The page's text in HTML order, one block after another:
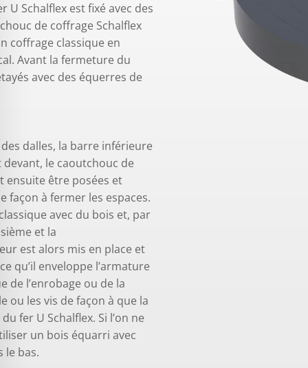
Schalflex est fixé avec des
de coffrage Schalflex
coffrage classique en
Avant la fermeture du
avec des équerres de
dalles, la barre inférieure
le caoutchouc de
ensuite être posées et
façon à fermer les espaces.
avec du bois et, par
et la
est alors mis en place et
qu’il enveloppe l’armature
de l’enrobage ou de la
ou les vis de façon à que la
fer U Schalflex. Si l’on ne
un bois équarri avec
le bas.